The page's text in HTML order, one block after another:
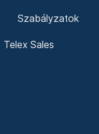
Szabályzatok
Telex Sales